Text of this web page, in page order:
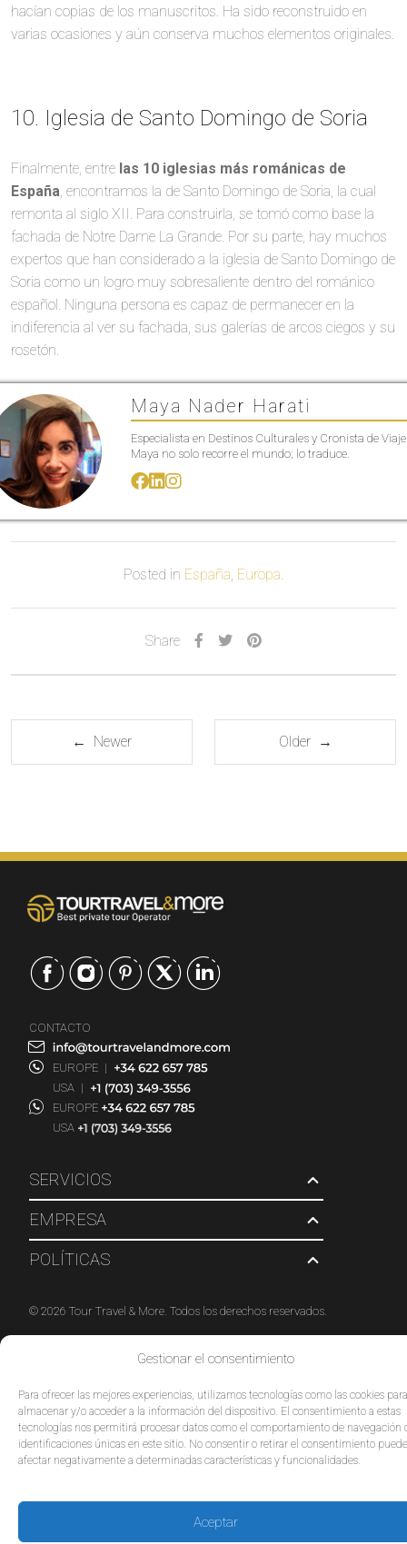
Gestionar el consentimiento
Para ofrecer las mejores experiencias, utilizamos tecnologías como las cookies para
almacenar y/o acceder a la información del dispositivo. El consentimiento a estas
tecnologías nos permitirá procesar datos como el comportamiento de navegación
identificaciones únicas en este sitio. No consentir o retirar el consentimiento puede
afectar negativamente a determinadas características y funcionalidades.
Aceptar
hacían copias de los manuscritos. Ha sido reconstruido en
varias ocasiones y aún conserva muchos elementos originales.
10. Iglesia de Santo Domingo de Soria
Finalmente, entre las 10 iglesias más románicas de
España , encontramos la de Santo Domingo de Soria, la cual
remonta al siglo XII. Para construirla, se tomó como base la
fachada de Notre Dame La Grande. Por su parte, hay muchos
expertos que han considerado a la iglesia de Santo Domingo de
Soria como un logro muy sobresaliente dentro del románico
español. Ninguna persona es capaz de permanecer en la
indiferencia al ver su fachada, sus galerías de arcos ciegos y su
rosetón.
Maya Nader Harati
Especialista en Destinos Culturales y Cronista de
Maya no solo recorre el mundo; lo traduce.
Posted in España Europa
Share
← Newer Older →
SERVICIOS
EMPRESA
POLÍTICAS
CONTACTO
EUROPE |
USA |
EUROPE
USA
© 2026 Tour Travel & More. Todos los derechos reservados.